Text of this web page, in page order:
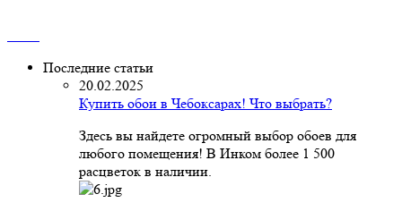
Последние статьи
20.02.2025
Купить обои в Чебоксарах! Что выбрать?
Здесь вы найдете огромный выбор обоев для
любого помещения! В Инком более 1 500
расцветок в наличии.